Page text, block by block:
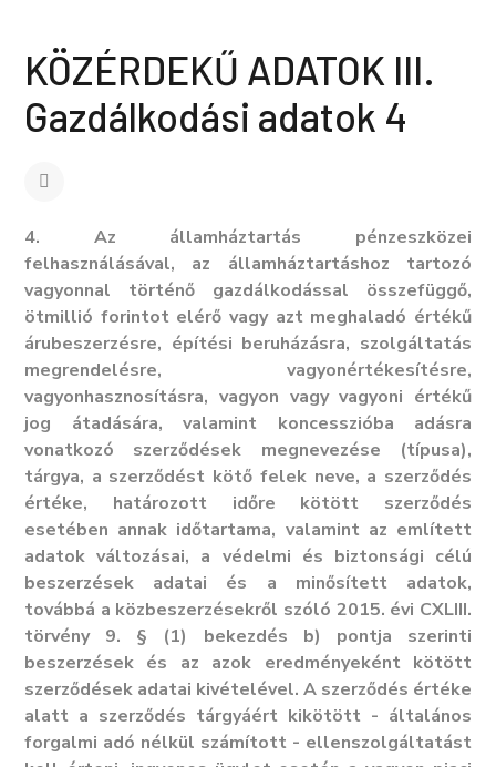
KÖZÉRDEKŰ ADATOK III.
Gazdálkodási adatok 4
4. Az államháztartás pénzeszközei
felhasználásával, az államháztartáshoz tartozó
vagyonnal történő gazdálkodással összefüggő,
ötmillió forintot elérő vagy azt meghaladó értékű
árubeszerzésre, építési beruházásra, szolgáltatás
megrendelésre, vagyonértékesítésre,
vagyonhasznosításra, vagyon vagy vagyoni értékű
jog átadására, valamint koncesszióba adásra
vonatkozó szerződések megnevezése (típusa),
tárgya, a szerződést kötő felek neve, a szerződés
értéke, határozott időre kötött szerződés
esetében annak időtartama, valamint az említett
adatok változásai, a védelmi és biztonsági célú
beszerzések adatai és a minősített adatok,
továbbá a közbeszerzésekről szóló 2015. évi CXLIII.
törvény 9. § (1) bekezdés b) pontja szerinti
beszerzések és az azok eredményeként kötött
szerződések adatai kivételével. A szerződés értéke
alatt a szerződés tárgyáért kikötött - általános
forgalmi adó nélkül számított - ellenszolgáltatást